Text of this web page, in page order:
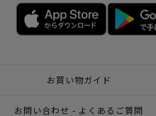
お買い物ガイド
お問い合わせ - よくあるご質問